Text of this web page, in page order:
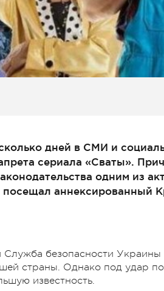
дней в СМИ и
сериала «Сваты».
одним из
посещал аннексированный
Служба безопасности
страны. Однако под удар
известность.